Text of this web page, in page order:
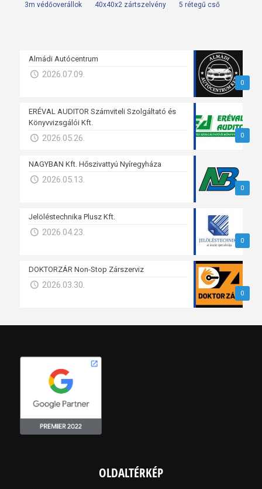
3m védőoverállok 40x40x2 zártszelvény 5 rétegű cső
0
Almádi Autócentrum
2026.07.09.
0
ERÉVAL AUDITOR Számviteli Szolgáltató és
Könyvvizsgálói Kft.
2026.05.26.
0
NAGYBAN Kft. Hőszivattyú Nyíregyháza
2026.05.13.
0
Jelöléstechnika Plusz Kft.
2026.04.23.
0
DOKTORZÁR Non-Stop Zárszerviz
2026.03.30.
OLDALTÉRKÉP